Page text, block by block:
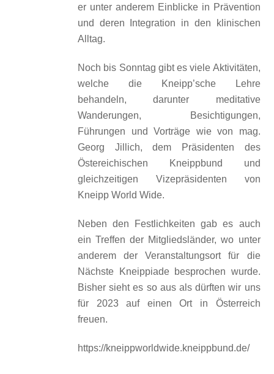
er unter anderem Einblicke in Prävention
und deren Integration in den klinischen
Alltag.
Noch bis Sonntag gibt es viele Aktivitäten,
welche die Kneipp’sche Lehre
behandeln, darunter meditative
Wanderungen, Besichtigungen,
Führungen und Vorträge wie von mag.
Georg Jillich, dem Präsidenten des
Östereichischen Kneippbund und
gleichzeitigen Vizepräsidenten von
Kneipp World Wide.
Neben den Festlichkeiten gab es auch
ein Treffen der Mitgliedsländer, wo unter
anderem der Veranstaltungsort für die
Nächste Kneippiade besprochen wurde.
Bisher sieht es so aus als dürften wir uns
für 2023 auf einen Ort in Österreich
freuen.
https://kneippworldwide.kneippbund.de/